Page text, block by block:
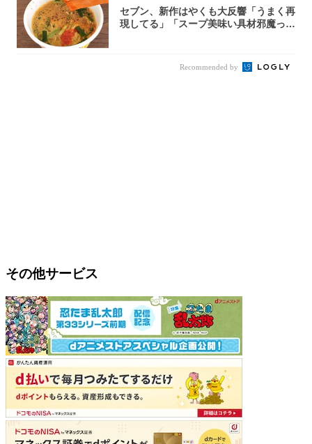
セブン、新作はやくも大反響「うまく再
現してる」「スープ美味い具材邪魔って
Recommended by
その他サービス